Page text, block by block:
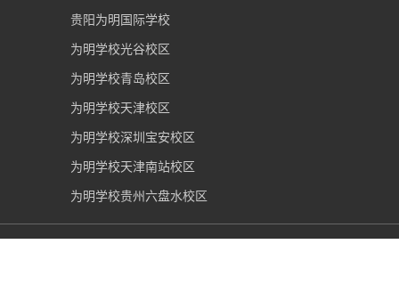
贵阳为明国际学校
为明学校光谷校区
为明学校青岛校区
为明学校天津校区
为明学校深圳宝安校区
为明学校天津南站校区
为明学校贵州六盘水校区